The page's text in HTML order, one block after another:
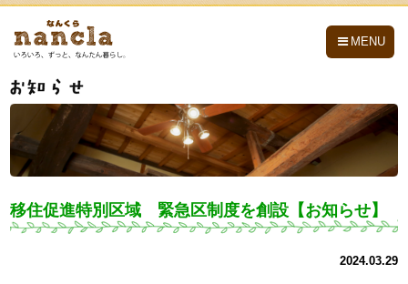
MENU
移住促進特別区域 緊急区制度を創設【お知らせ】
2024.03.29